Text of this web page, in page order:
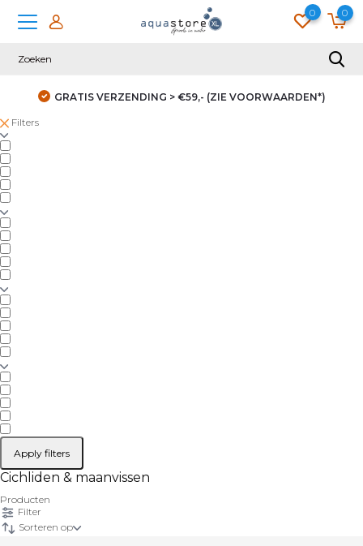
0 0
GRATIS VERZENDING > €59,- (ZIE VOORWAARDEN*)
Filters
Apply filters
Cichliden & maanvissen
Producten
Filter
Sorteren op